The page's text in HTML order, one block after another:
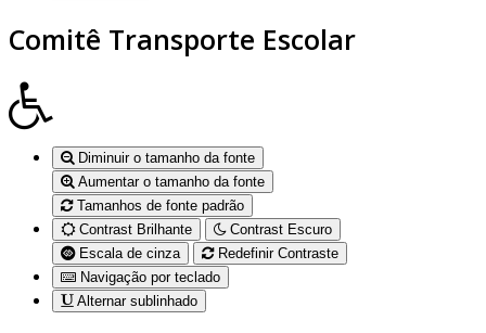
Comitê Transporte Escolar
Diminuir o tamanho da fonte
Aumentar o tamanho da fonte
Tamanhos de fonte padrão
Contrast Brilhante
Contrast Escuro
Escala de cinza
Redefinir Contraste
Navigação por teclado
Alternar sublinhado